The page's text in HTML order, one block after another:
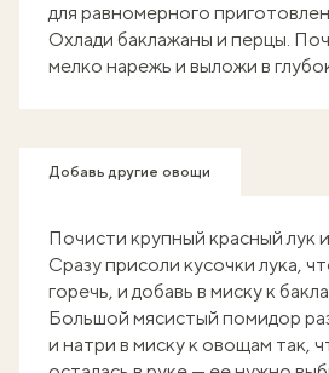
для равномерного
Охлади баклажаны и перцы.
мелко нарежь и выложи в
Добавь другие овощи
Почисти крупный красный лук
Сразу присоли кусочки лука,
горечь, и добавь в миску к
Большой мясистый помидор
и натри в миску к овощам так,